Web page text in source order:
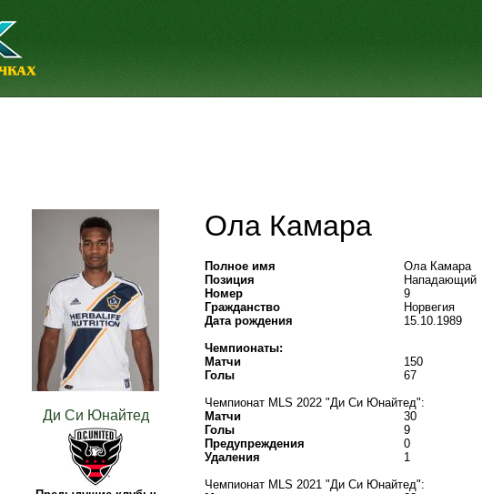
Ди Си Юнайтед
Ола Камара
Полное имя
Ола Камара
Позиция
Нападающий
Номер
9
Гражданство
Норвегия
Дата рождения
15.10.1989
Чемпионаты:
Матчи
150
Голы
67
Чемпионат MLS 2022 "Ди Си Юнайтед":
Матчи
30
Голы
9
Предупреждения
0
Удаления
1
Чемпионат MLS 2021 "Ди Си Юнайтед":